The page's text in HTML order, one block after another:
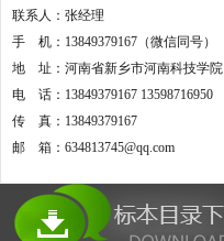
联系人：张经理
手 机：13849379167（微信同号）
地 址：河南省新乡市河南科技学院
电 话：13849379167 13598716950
传 真：13849379167
邮 箱：634813745@qq.com